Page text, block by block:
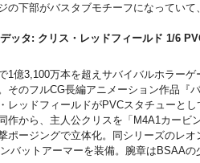
の下部がバスタブモチーフになっていて
ッタ: クリス・レッドフィールド 1/6
1億3,100万本を超えサバイバルホラーゲ
そのフルCG長編アニメーション作品『
レッドフィールドがPVCスタチューとし
作から、主人公クリスを「M4A1カービ
ポージングで立体化。同シリーズのレオ
バットアーマーを装備。腕章はBSAAの